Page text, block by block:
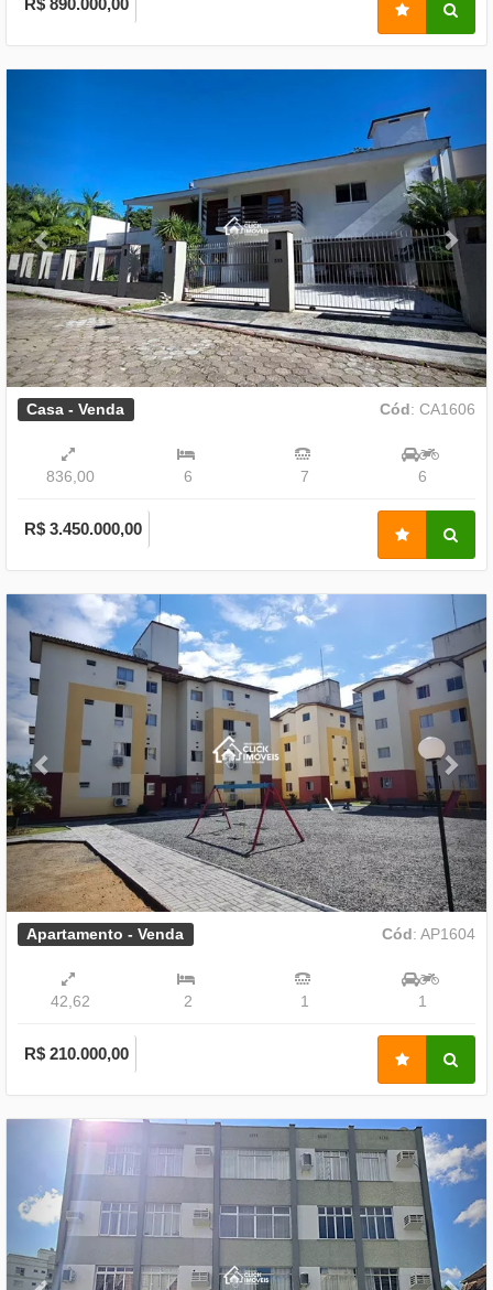
R$ 890.000,00
Casa - Venda Cód: CA1606
836,00 6 7 6
R$ 3.450.000,00
Previous
Apartamento - Venda Cód: AP1604
42,62 2 1 1
R$ 210.000,00
Previous